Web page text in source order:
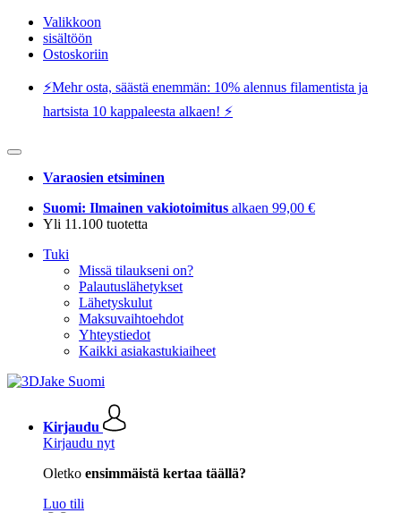
Valikkoon
sisältöön
Ostoskoriin
⚡️Mehr osta, säästä enemmän: 10% alennus filamentista ja
hartsista 10 kappaleesta alkaen! ⚡️
Varaosien etsiminen
Suomi: Ilmainen vakiotoimitus alkaen 99,00 €
Yli 11.100 tuotetta
Tuki
Missä tilaukseni on?
Palautuslähetykset
Lähetyskulut
Maksuvaihtoehdot
Yhteystiedot
Kaikki asiakastukiaiheet
Kirjaudu
Kirjaudu nyt
Oletko ensimmäistä kertaa täällä?
Luo tili